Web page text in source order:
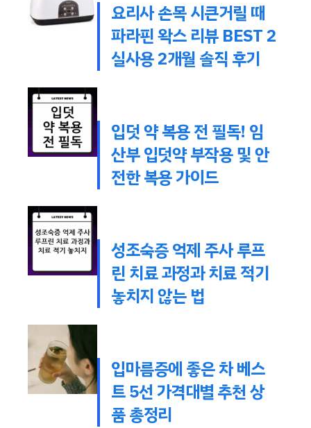
요리사 손목 시큰거릴 때
파라핀 왁스 리뷰 BEST 2
실사용 2개월 솔직 후기
입덧 약 복용 전 필독! 임
산부 입덧약 부작용 및 안
전한 복용 가이드
성조숙증 억제 주사 루프
린 치료 과정과 치료 적기
놓치지 않는 법
입마름증에 좋은 차 베스
트 5선 가격대별 추천 상
품 총정리